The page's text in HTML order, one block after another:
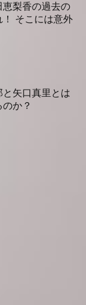
恵梨香の過去の
そこには意外
矢口真里とは
か？